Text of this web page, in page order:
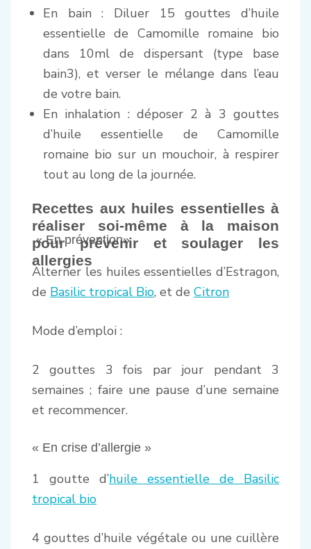
En bain : Diluer 15 gouttes d’huile
essentielle de Camomille romaine bio
dans 10ml de dispersant (type base
bain3), et verser le mélange dans l’eau
de votre bain.
En inhalation : déposer 2 à 3 gouttes
d’huile essentielle de Camomille
romaine bio sur un mouchoir, à respirer
tout au long de la journée.
Recettes aux huiles essentielles à
réaliser soi-même à la maison
pour prévenir et soulager les
allergies
« En prévention»
Alterner les huiles essentielles d’Estragon,
de Basilic tropical Bio, et de Citron
Mode d’emploi :
2 gouttes 3 fois par jour pendant 3
semaines ; faire une pause d’une semaine
et recommencer.
« En crise d’allergie »
1 goutte d’huile essentielle de Basilic
tropical bio
4 gouttes d’huile végétale ou une cuillère